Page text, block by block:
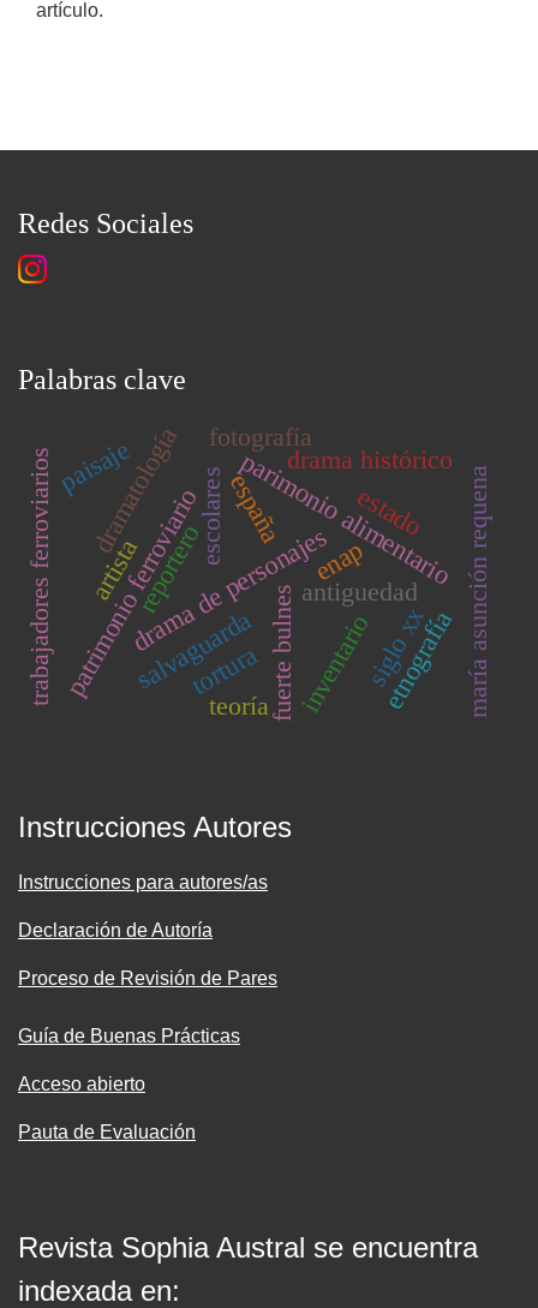
artículo.
Redes Sociales
Palabras clave
escolaresparimonio alimentario
patrimonio ferroviario
dramatología
drama de personajes
drama histórico
maría asunción requena
fuerte bulnes
salvaguarda
antiguedad
inventario
estado
trabajadores ferroviarios
fotografía
siglo xx
españa
etnografía
paisaje
enap
reportero
tortura
teoría
artista
Instrucciones Autores
Instrucciones para autores/as
Declaración de Autoría
Proceso de Revisión de Pares
Guía de Buenas Prácticas
Acceso abierto
Pauta de Evaluación
Revista Sophia Austral se encuentra
indexada en: